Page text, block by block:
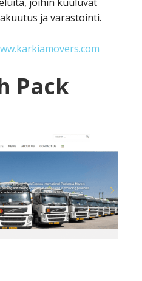
ja varastointi.
Pack